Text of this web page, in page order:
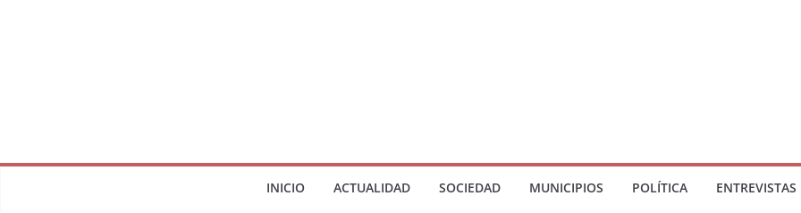
INICIO ACTUALIDAD SOCIEDAD MUNICIPIOS POLÍTICA ENTREVISTAS